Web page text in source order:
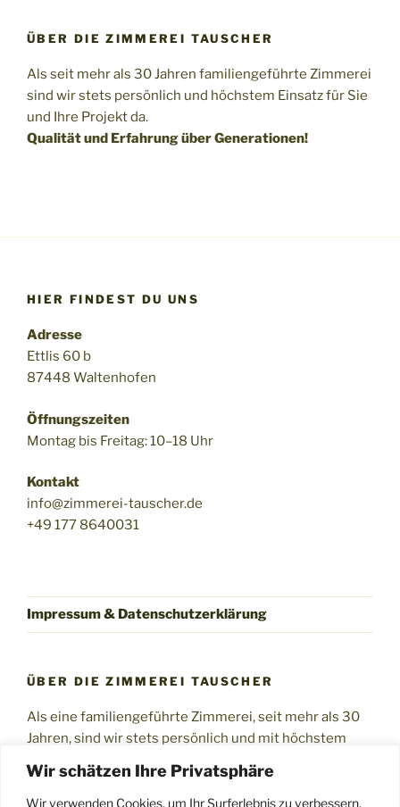
Wir schätzen Ihre Privatsphäre
Wir verwenden Cookies, um Ihr Surferlebnis zu verbessern,
ÜBER DIE ZIMMEREI TAUSCHER
Als seit mehr als 30 Jahren familiengeführte Zimmerei
sind wir stets persönlich und höchstem Einsatz für Sie
und Ihre Projekt da.
Qualität und Erfahrung über Generationen!
HIER FINDEST DU UNS
Adresse
Ettlis 60 b
87448 Waltenhofen
Öffnungszeiten
Montag bis Freitag: 10–18 Uhr
Kontakt
info@zimmerei-tauscher.de
+49 177 8640031
Impressum & Datenschutzerklärung
ÜBER DIE ZIMMEREI TAUSCHER
Als eine familiengeführte Zimmerei, seit mehr als 30
Jahren, sind wir stets persönlich und mit höchstem
Qualität und Erfahrung über Generationen!